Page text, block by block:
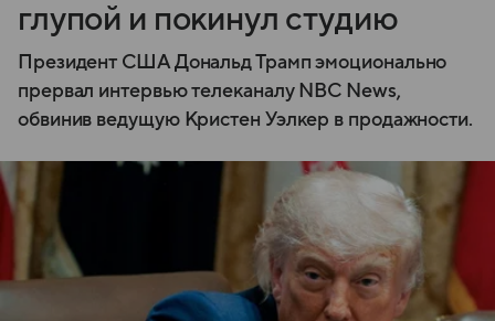
глупой и покинул студию
Президент США Дональд Трамп эмоционально
прервал интервью телеканалу NBC News,
обвинив ведущую Кристен Уэлкер в продажности.